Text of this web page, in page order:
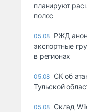
планируют
полос
05.08 РЖД
экспортные
в регионах
05.08 СК об
Тульской
05.08 Склад